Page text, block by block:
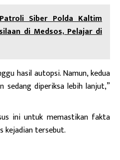
Siber Polda Kaltim
di Medsos, Pelajar di
hasil autopsi. Namun, kedua
sedang diperiksa lebih lanjut,”
ini untuk memastikan fakta
kejadian tersebut.